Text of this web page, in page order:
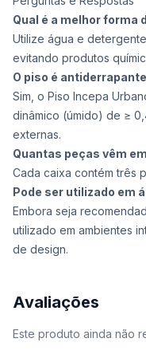
Qual é a melhor forma
Utilize água e
evitando produtos
O piso é
Sim, o Piso Incepa
dinâmico (úmido) de ≥
externas.
Quantas peças vêm
Cada caixa contém três
Pode ser utilizado em
Embora seja
utilizado em ambientes
de design.
Avaliações
Este produto ainda não